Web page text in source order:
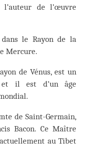
de l’œuvre
le Rayon de la
Mercure.
de Vénus, est un
il est d’un âge
de Saint-Germain,
Bacon. Ce Maître
au Tibet